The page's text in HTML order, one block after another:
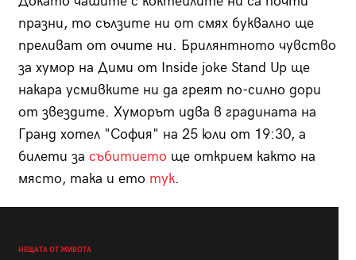
празни, то сълзите ни от смях буквално ще
преливат от очите ни. Брилянтното чувство
за хумор на Дими от Inside joke Stand Up ще
накара усмивките ни да греят по-силно дори
от звездите. Хуморът идва в градината на
Гранд хотел "София" на 25 юли от 19:30, а
билети за събитието ще открием както на
място, така и ето тук.
НЕЩАТА ОТ ЖИВОТА